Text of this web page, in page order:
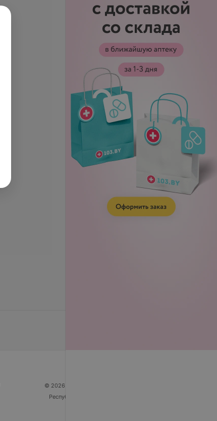
© 2026 ООО «Артокс Лаб», УНП 191700409
Республика Беларусь, г. Минск, улица Толбухина, 2,